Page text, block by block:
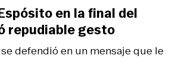
defendió en un mensaje que le
en la final del
repudiable gesto